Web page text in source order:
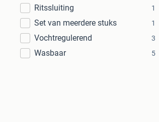
Ritssluiting 1
Set van meerdere stuks 1
Vochtregulerend 3
Wasbaar 5